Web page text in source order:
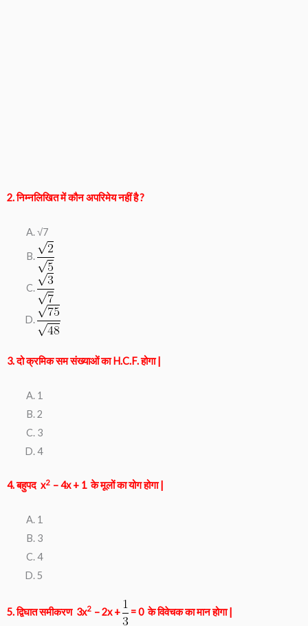
2. निम्नलिखित में कौन अपरिमेय नहीं है ?
√7
3. दो क्रमिक सम संख्याओं का H.C.F. होगा |
1
2
3
4
4. बहुपद x2 – 4x + 1 के मूलों का योग होगा |
1
3
4
5
5. द्विघात समीकरण 3x2 – 2x + = 0 के विवेचक का मान होगा |